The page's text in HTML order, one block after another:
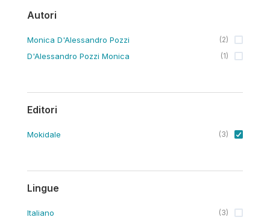
Autori
Monica D'Alessandro Pozzi (2)
D'Alessandro Pozzi Monica (1)
Editori
Mokidale (3)
Lingue
Italiano (3)